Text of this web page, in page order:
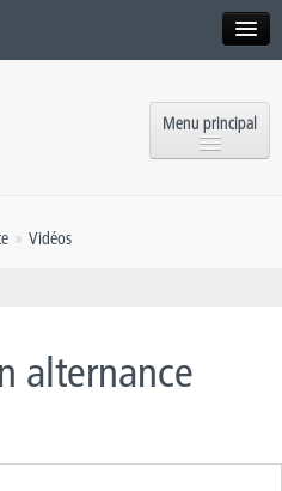
Menu principal
OEH
» Vidéos
alternance